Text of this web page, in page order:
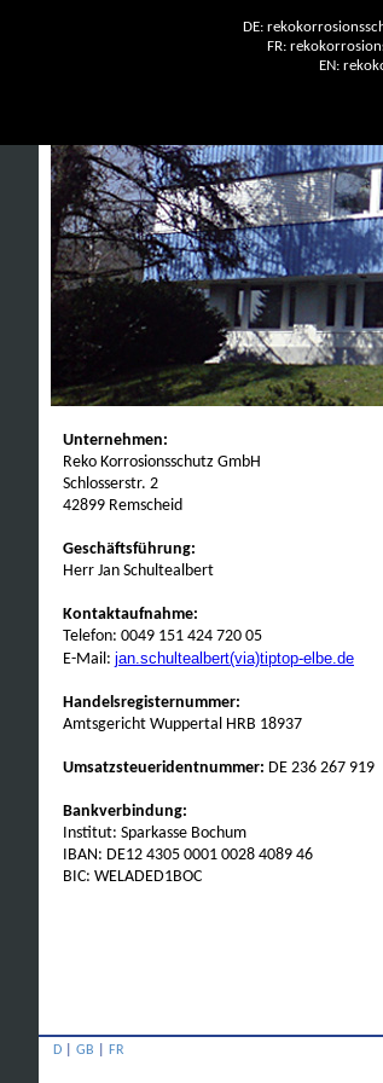
Unternehmen:
Reko Korrosionsschutz GmbH
Schlosserstr. 2
42899 Remscheid
Geschäftsführung:
Herr Jan Schultealbert
Kontaktaufnahme:
Telefon: 0049 151 424 720 05
E-Mail: jan.schultealbert(via)tiptop-elbe.de
Handelsregisternummer:
Amtsgericht Wuppertal HRB 18937
Umsatzsteueridentnummer: DE 236 267 919
Bankverbindung:
Institut: Sparkasse Bochum
IBAN: DE12 4305 0001 0028 4089 46
BIC: WELADED1BOC
D GB FR
DE:
FR:
EN: